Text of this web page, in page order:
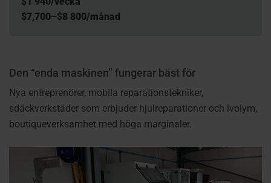
$7,700–$8 800/månad
Den “enda maskinen” fungerar bäst för
Nya entreprenörer, mobila reparationstekniker,
sdäckverkstäder som erbjuder hjulreparationer och lvolym,
boutiqueverksamhet med höga marginaler.